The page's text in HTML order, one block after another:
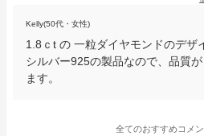
Kelly(50代・女性)
1.8ｃt の 一粒ダイヤモンドのデザ
シルバー925の製品なので、品質
ます。
全てのおすすめコメン